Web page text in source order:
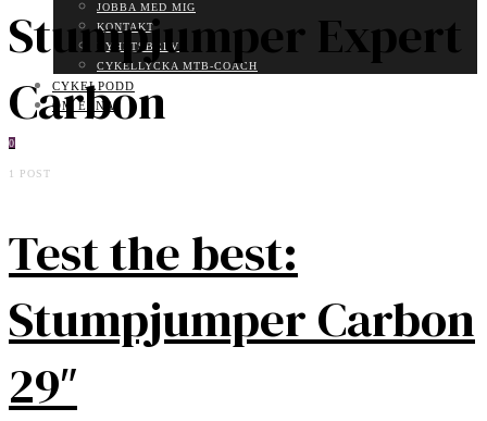
JOBBA MED MIG
KONTAKT
NYHETSBREV
CYKELLYCKA MTB-COACH
CYKELPODD
OM ELNA
0
Stumpjumper Expert
Carbon
1 POST
Test the best:
Stumpjumper Carbon
29″